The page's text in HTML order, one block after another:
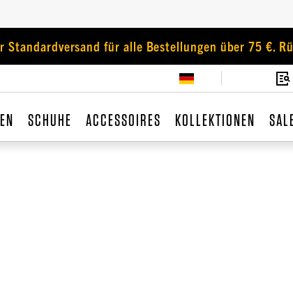
Standardversand für alle Bestellungen über 75 €.
SCHUHE ACCESSOIRES KOLLEKTIONEN